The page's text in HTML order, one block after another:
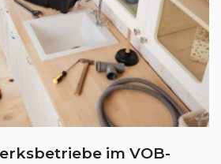
im VOB-